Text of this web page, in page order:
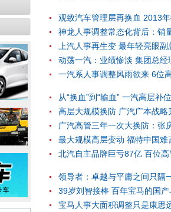
观致汽车管理层再换血 2013
神龙人事调整常态化背后：销
上汽人事再生变 最年轻亮眼
动荡一汽：业绩惨淡 集团总经
一汽系人事调整风雨欲来 6位
从“换血”到“输血” 一汽高层补
高层大规模换防 广汽广本战略
广汽高管三年一次大换防：张
最大规模高层变动 福特中国难
北汽自主品牌巨亏87亿 百位
领导者：卓越与平庸之间只隔
39岁刘智接棒 百年宝马的国
宝马人事大面积调整只是康思